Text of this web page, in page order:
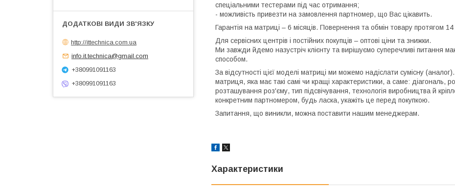
спеціальними тестерами під час отримання;
- можливість привезти на замовлення партномер, що Вас цікавить.
Гарантія на матриці – 6 місяців. Повернення та обмін товару протягом 14
Для сервісних центрів і постійних покупців – оптові ціни та знижки.
Ми завжди йдемо назустріч клієнту та вирішуємо суперечливі питання
способом.
За відсутності цієї моделі матриці ми можемо надіслати сумісну
матриця, яка має такі самі чи кращі характеристики, а саме: діагональ,
розташування роз'єму, тип підсвічування, технологія виробництва й
конкретним партномером, будь ласка, укажіть це перед покупкою.
Запитання, що виникли, можна поставити нашим менеджерам.
Характеристики
http://ittechnica.com.ua
info.it.technica@gmail.com
+380991091163
+380991091163